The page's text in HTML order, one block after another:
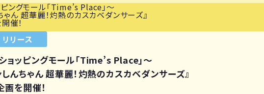
ングモール「Time’s Place」～
ゃん 超華麗！灼熱のカスカベダンサーズ』
催！
リリース
ョッピングモール「Time’s Place」～
んちゃん 超華麗！灼熱のカスカベダンサーズ』
画を開催！